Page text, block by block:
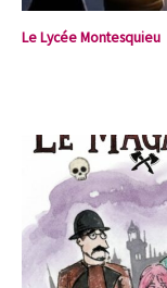
Le Lycée Montesquieu